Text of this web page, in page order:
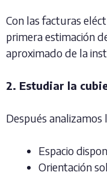
Con las facturas
primera estimación
aproximado de la
2. Estudiar la
Después
Espacio
Orientación